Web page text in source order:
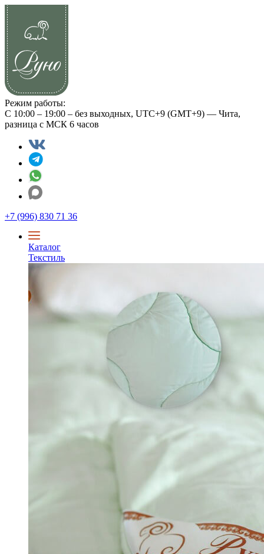
Режим работы:
С 10:00 – 19:00 – без выходных, UTC+9 (GMT+9) — Чита,
разница с МСК 6 часов
+7 (996) 830 71 36
Каталог
Текстиль